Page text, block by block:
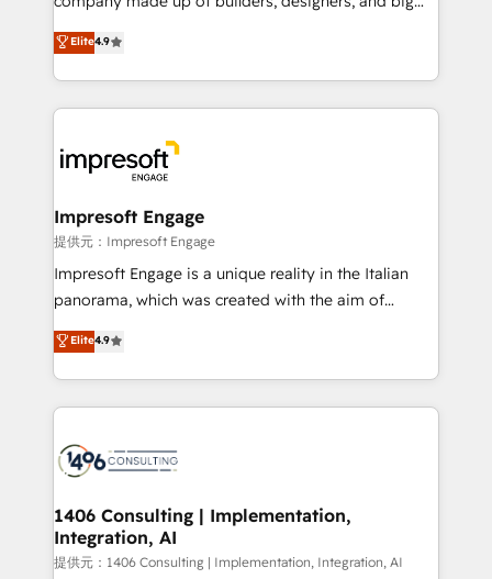
Platform Migration Excellence. • Top 3 Partner of the
Year LATAM 2022, 2023, 2024, 2025. • Partner of the
business with HubSpot? Let Cebra’s experts help
you grow faster, smarter, and with impact.
thinkers. We blend strategy, design, and
development—always fueled by curiosity—to turn
ideas, opportunities, and challenges into meaningful
experiences. To us, technology is more than just
and—most importantly—simple. That’s why we lean
into bold ideas and shape them into thoughtful
products and strategies that actually make a
difference.
Elite4.9
Impresoft Engage
提供元：Impresoft Engage
Impresoft Engage is a unique reality in the Italian
panorama, which was created with the aim of
putting Customer Experience at the center by
creating digital environments capable of integrating
people, processes and data. We offer the best
digital solutions on the market, ranging from CRM
marketing automation to online and offline sales
allowing companies to optimize processes and meet
the needs of the customer. We are part of Impresoft
Group, a group of specialized and complementary
Elite4.9
1406 Consulting | Implementation,
Integration, AI
提供元：1406 Consulting | Implementation, Integration, AI